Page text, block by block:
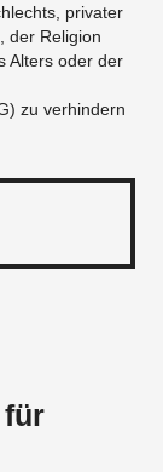
privater
der Religion
Alters oder der
zu verhindern
für